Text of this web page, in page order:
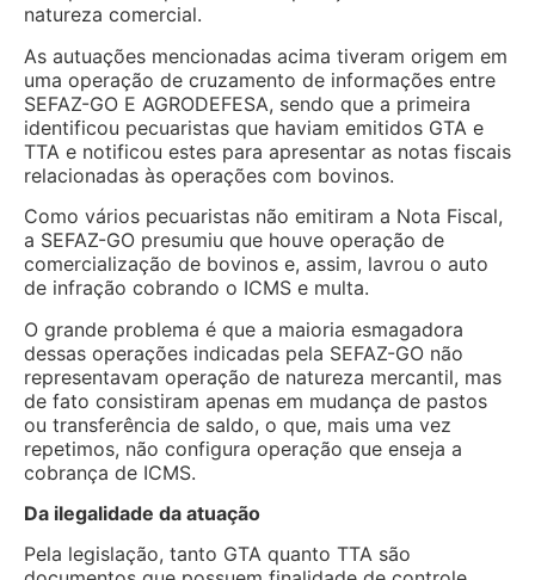
natureza comercial.
As autuações mencionadas acima tiveram origem em
uma operação de cruzamento de informações entre
SEFAZ-GO E AGRODEFESA, sendo que a primeira
identificou pecuaristas que haviam emitidos GTA e
TTA e notificou estes para apresentar as notas fiscais
relacionadas às operações com bovinos.
Como vários pecuaristas não emitiram a Nota Fiscal,
a SEFAZ-GO presumiu que houve operação de
comercialização de bovinos e, assim, lavrou o auto
de infração cobrando o ICMS e multa.
O grande problema é que a maioria esmagadora
dessas operações indicadas pela SEFAZ-GO não
representavam operação de natureza mercantil, mas
de fato consistiram apenas em mudança de pastos
ou transferência de saldo, o que, mais uma vez
repetimos, não configura operação que enseja a
cobrança de ICMS.
Da ilegalidade da atuação
Pela legislação, tanto GTA quanto TTA são